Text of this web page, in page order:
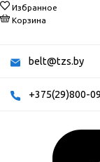
Избранное
Корзина
belt@tzs.by
+375(29)800-